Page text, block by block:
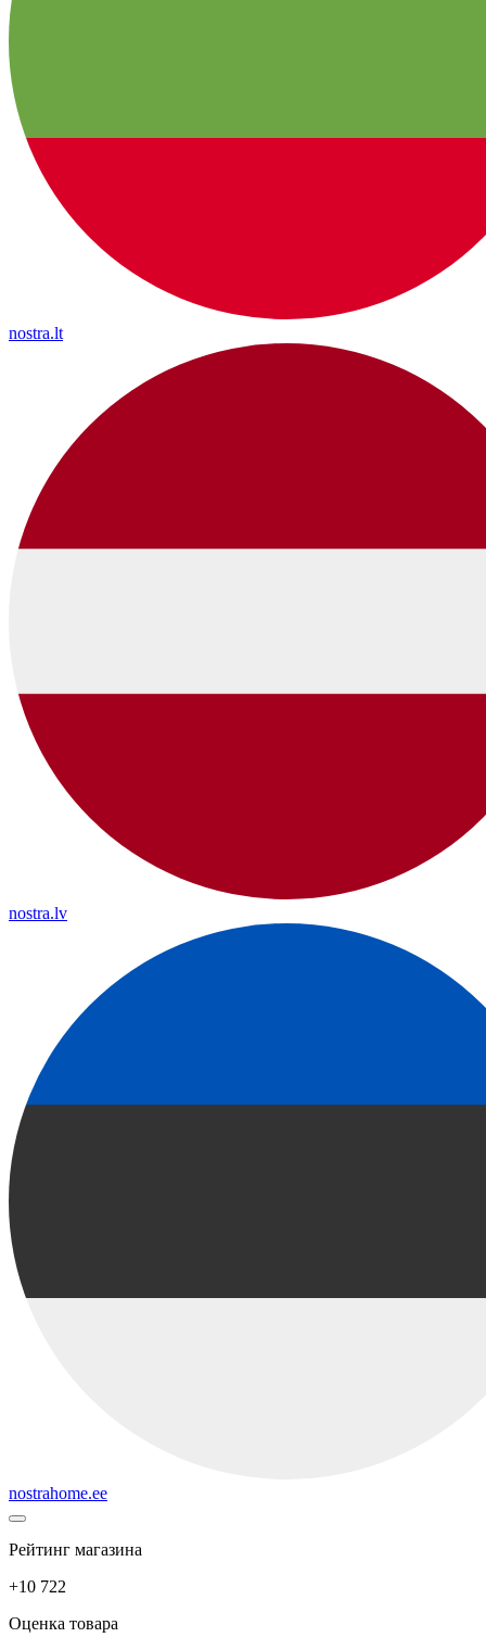
nostra.lt
nostra.lv
nostrahome.ee
Рейтинг магазина
+10 722
Оценка товара